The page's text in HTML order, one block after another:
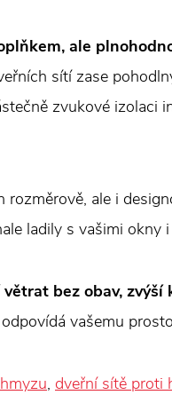
ale
sítí zase
zvukové izolaci
rozměrově, ale i
ladily s vašimi okny
bez obav,
vašemu
, dveřní sítě proti